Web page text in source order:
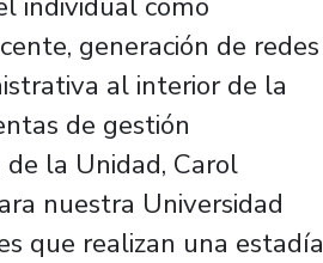
generación de redes
al interior de la
de gestión
de la Unidad, Carol
nuestra Universidad
que realizan una estadía